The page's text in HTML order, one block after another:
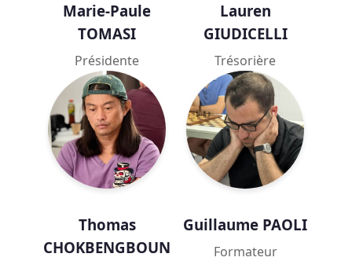
Marie-Paule
TOMASI
Présidente
Lauren
GIUDICELLI
Trésorière
Thomas
CHOKBENGBOUN
Guillaume PAOLI
Formateur